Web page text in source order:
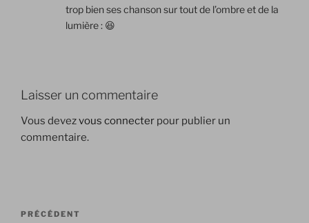
trop bien ses chanson sur tout de l’ombre et de la
lumière : 😆
Laisser un commentaire
Vous devezvous connecter pour publier un
commentaire.
Navigation
Article
PRÉCÉDENT